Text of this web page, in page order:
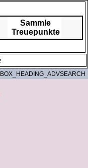
Sammle
Treuepunkte